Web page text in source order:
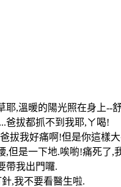
耶,溫暖的陽光照在身上--
爸拔都抓不到我耶,ㄚ喝!
拔我好痛啊!但是你這樣
,但是一下地.唉喲!痛死了,
帶我出門囉.
,我不要看醫生啦.